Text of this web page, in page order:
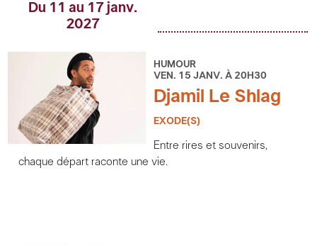
Du 11 au 17 janv.
2027
HUMOUR
VEN. 15 JANV. À 20H30
Djamil Le Shlag
EXODE(S)
Entre rires et souvenirs,
chaque départ raconte une vie.